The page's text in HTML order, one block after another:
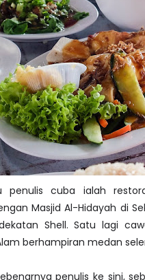
penulis cuba ialah
Masjid Al-Hidayah di
Shell. Satu lagi
berhampiran medan
penulis ke sini,